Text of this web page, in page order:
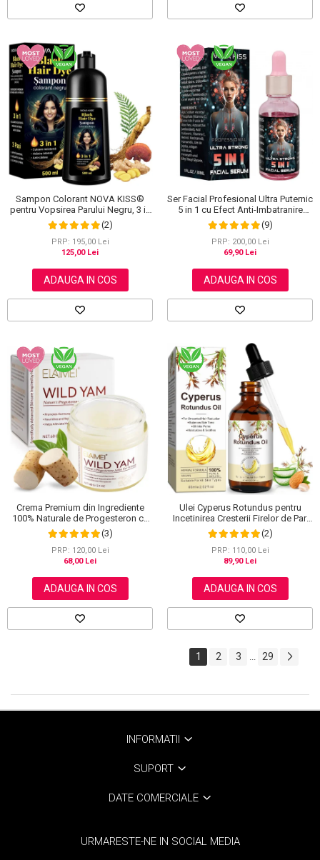
Sampon Colorant NOVA KISS®
pentru Vopsirea Parului Negru, 3 in
1, Acoperire Fire Albe, 500 ml
(2)
PRP: 195,00 Lei
125,00 Lei
ADAUGA IN COS
Ser Facial Profesional Ultra Puternic
5 in 1 cu Efect Anti-Imbatranire
NOVA KISS®, 30 ml
(9)
PRP: 200,00 Lei
69,90 Lei
ADAUGA IN COS
Crema Premium din Ingrediente
100% Naturale de Progesteron ce
amelioreaza Menstruatia sau
Menopauza, Elaimei 60 g
(3)
PRP: 120,00 Lei
68,00 Lei
ADAUGA IN COS
Ulei Cyperus Rotundus pentru
Incetinirea Cresterii Firelor de Par,
Formula 100% Naturala, NOVA
KISS®, 60 ml
(2)
PRP: 110,00 Lei
89,90 Lei
ADAUGA IN COS
1 2 3 ... 29
INFORMATII
SUPORT
DATE COMERCIALE
URMARESTE-NE IN SOCIAL MEDIA